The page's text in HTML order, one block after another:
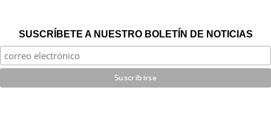
SUSCRÍBETE A NUESTRO BOLETÍN DE NOTICIAS